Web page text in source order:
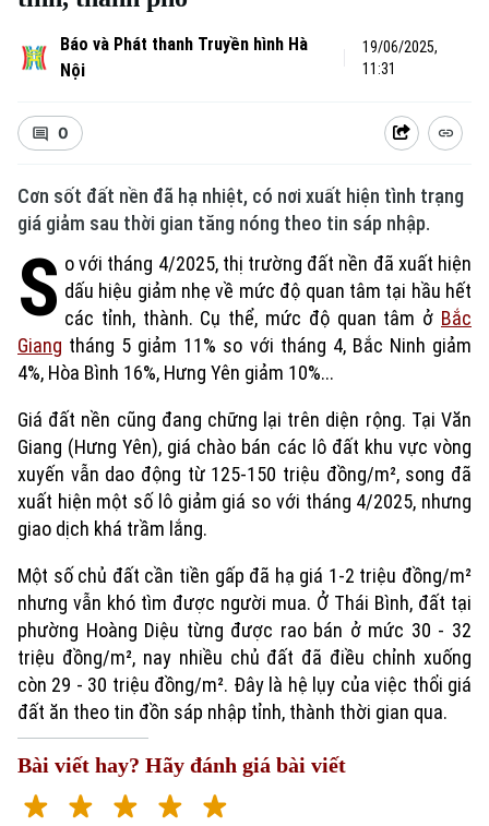
Báo và Phát thanh Truyền hình Hà
Nội
19/06/2025,
11:31
0
Cơn sốt đất nền đã hạ nhiệt, có nơi xuất hiện tình trạng
giá giảm sau thời gian tăng nóng theo tin sáp nhập.
S o với tháng 4/2025, thị trường đất nền đã xuất hiện
dấu hiệu giảm nhẹ về mức độ quan tâm tại hầu hết
các tỉnh, thành. Cụ thể, mức độ quan tâm ở Bắc
Giang tháng 5 giảm 11% so với tháng 4, Bắc Ninh giảm
4%, Hòa Bình 16%, Hưng Yên giảm 10%...
Giá đất nền cũng đang chững lại trên diện rộng. Tại Văn
Giang (Hưng Yên), giá chào bán các lô đất khu vực vòng
xuyến vẫn dao động từ 125-150 triệu đồng/m², song đã
xuất hiện một số lô giảm giá so với tháng 4/2025, nhưng
giao dịch khá trầm lắng.
Một số chủ đất cần tiền gấp đã hạ giá 1-2 triệu đồng/m²
nhưng vẫn khó tìm được người mua. Ở Thái Bình, đất tại
phường Hoàng Diệu từng được rao bán ở mức 30 - 32
triệu đồng/m², nay nhiều chủ đất đã điều chỉnh xuống
còn 29 - 30 triệu đồng/m². Đây là hệ lụy của việc thổi giá
đất ăn theo tin đồn sáp nhập tỉnh, thành thời gian qua.
Bài viết hay? Hãy đánh giá bài viết